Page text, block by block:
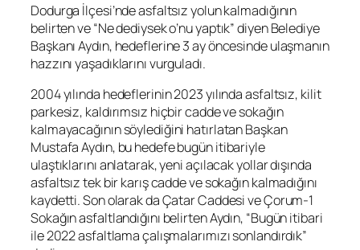
Dodurga İlçesi’nde asfaltsız yolun kalmadığının
belirten ve “Ne dediysek o’nu yaptık” diyen Belediye
Başkanı Aydın, hedeflerine 3 ay öncesinde ulaşmanın
hazzını yaşadıklarını vurguladı.
2004 yılında hedeflerinin 2023 yılında asfaltsız, kilit
parkesiz, kaldırımsız hiçbir cadde ve sokağın
kalmayacağının söylediğini hatırlatan Başkan
Mustafa Aydın, bu hedefe bugün itibariyle
ulaştıklarını anlatarak, yeni açılacak yollar dışında
asfaltsız tek bir karış cadde ve sokağın kalmadığını
kaydetti. Son olarak da Çatar Caddesi ve Çorum-1
Sokağın asfaltlandığını belirten Aydın, “Bugün itibari
ile 2022 asfaltlama çalışmalarımızı sonlandırdık”